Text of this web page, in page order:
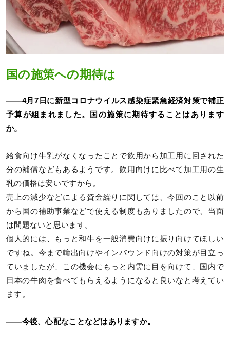
国の施策への期待は
――4月7日に新型コロナウイルス感染症緊急経済対策で補正
予算が組まれました。国の施策に期待することはあります
か。
給食向け牛乳がなくなったことで飲用から加工用に回された
分の補償などもあるようです。飲用向けに比べて加工用の生
乳の価格は安いですから。
売上の減少などによる資金繰りに関しては、今回のこと以前
から国の補助事業などで使える制度もありましたので、当面
は問題ないと思います。
個人的には、もっと和牛を一般消費向けに振り向けてほしい
ですね。今まで輸出向けやインバウンド向けの対策が目立っ
ていましたが、この機会にもっと内需に目を向けて、国内で
日本の牛肉を食べてもらえるようになると良いなと考えてい
ます。
――今後、心配なことなどはありますか。